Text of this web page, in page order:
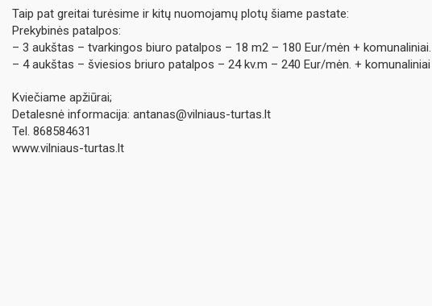
Taip pat greitai turėsime ir kitų nuomojamų plotų šiame pastate:
Prekybinės patalpos:
– 3 aukštas – tvarkingos biuro patalpos – 18 m2 – 180 Eur/mėn + komunaliniai.
– 4 aukštas – šviesios briuro patalpos – 24 kv.m – 240 Eur/mėn. + komunaliniai
Kviečiame apžiūrai;
Detalesnė informacija: antanas@vilniaus-turtas.lt
Tel. 868584631
www.vilniaus-turtas.lt